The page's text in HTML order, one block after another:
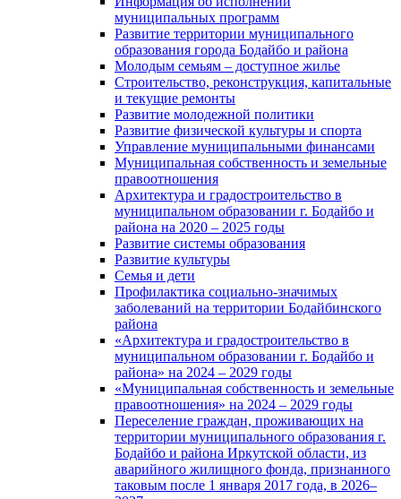
муниципальных программ
Развитие территории муниципального
образования города Бодайбо и района
Молодым семьям – доступное жилье
Строительство, реконструкция, капитальные
и текущие ремонты
Развитие молодежной политики
Развитие физической культуры и спорта
Управление муниципальными финансами
Муниципальная собственность и земельные
правоотношения
Архитектура и градостроительство в
муниципальном образовании г. Бодайбо и
района на 2020 – 2025 годы
Развитие системы образования
Развитие культуры
Семья и дети
Профилактика социально-значимых
заболеваний на территории Бодайбинского
района
«Архитектура и градостроительство в
муниципальном образовании г. Бодайбо и
района» на 2024 – 2029 годы
«Муниципальная собственность и земельные
правоотношения» на 2024 – 2029 годы
Переселение граждан, проживающих на
территории муниципального образования г.
Бодайбо и района Иркутской области, из
аварийного жилищного фонда, признанного
таковым после 1 января 2017 года, в 2026–